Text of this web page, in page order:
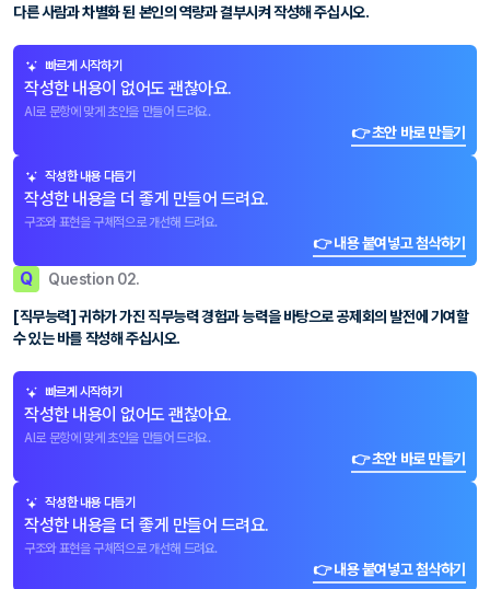
다른 사람과 차별화 된 본인의 역량과 결부시켜 작성해 주십시오.
빠르게 시작하기
작성한 내용이 없어도 괜찮아요.
AI로 문항에 맞게 초안을 만들어 드려요.
👉 초안 바로 만들기
작성한 내용 다듬기
작성한 내용을 더 좋게 만들어 드려요.
구조와 표현을 구체적으로 개선해 드려요.
👉 내용 붙여넣고 첨삭하기
Q Question 02.
[직무능력] 귀하가 가진 직무능력 경험과 능력을 바탕으로 공제회의 발전에 기여할
수 있는 바를 작성해 주십시오.
빠르게 시작하기
작성한 내용이 없어도 괜찮아요.
AI로 문항에 맞게 초안을 만들어 드려요.
👉 초안 바로 만들기
작성한 내용 다듬기
작성한 내용을 더 좋게 만들어 드려요.
구조와 표현을 구체적으로 개선해 드려요.
👉 내용 붙여넣고 첨삭하기